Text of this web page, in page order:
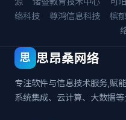
络科技
尊鸿信息科技 槟
思 思昂桑网络
专注软件与信息技术服务,赋
系统集成、云计算、大数据等